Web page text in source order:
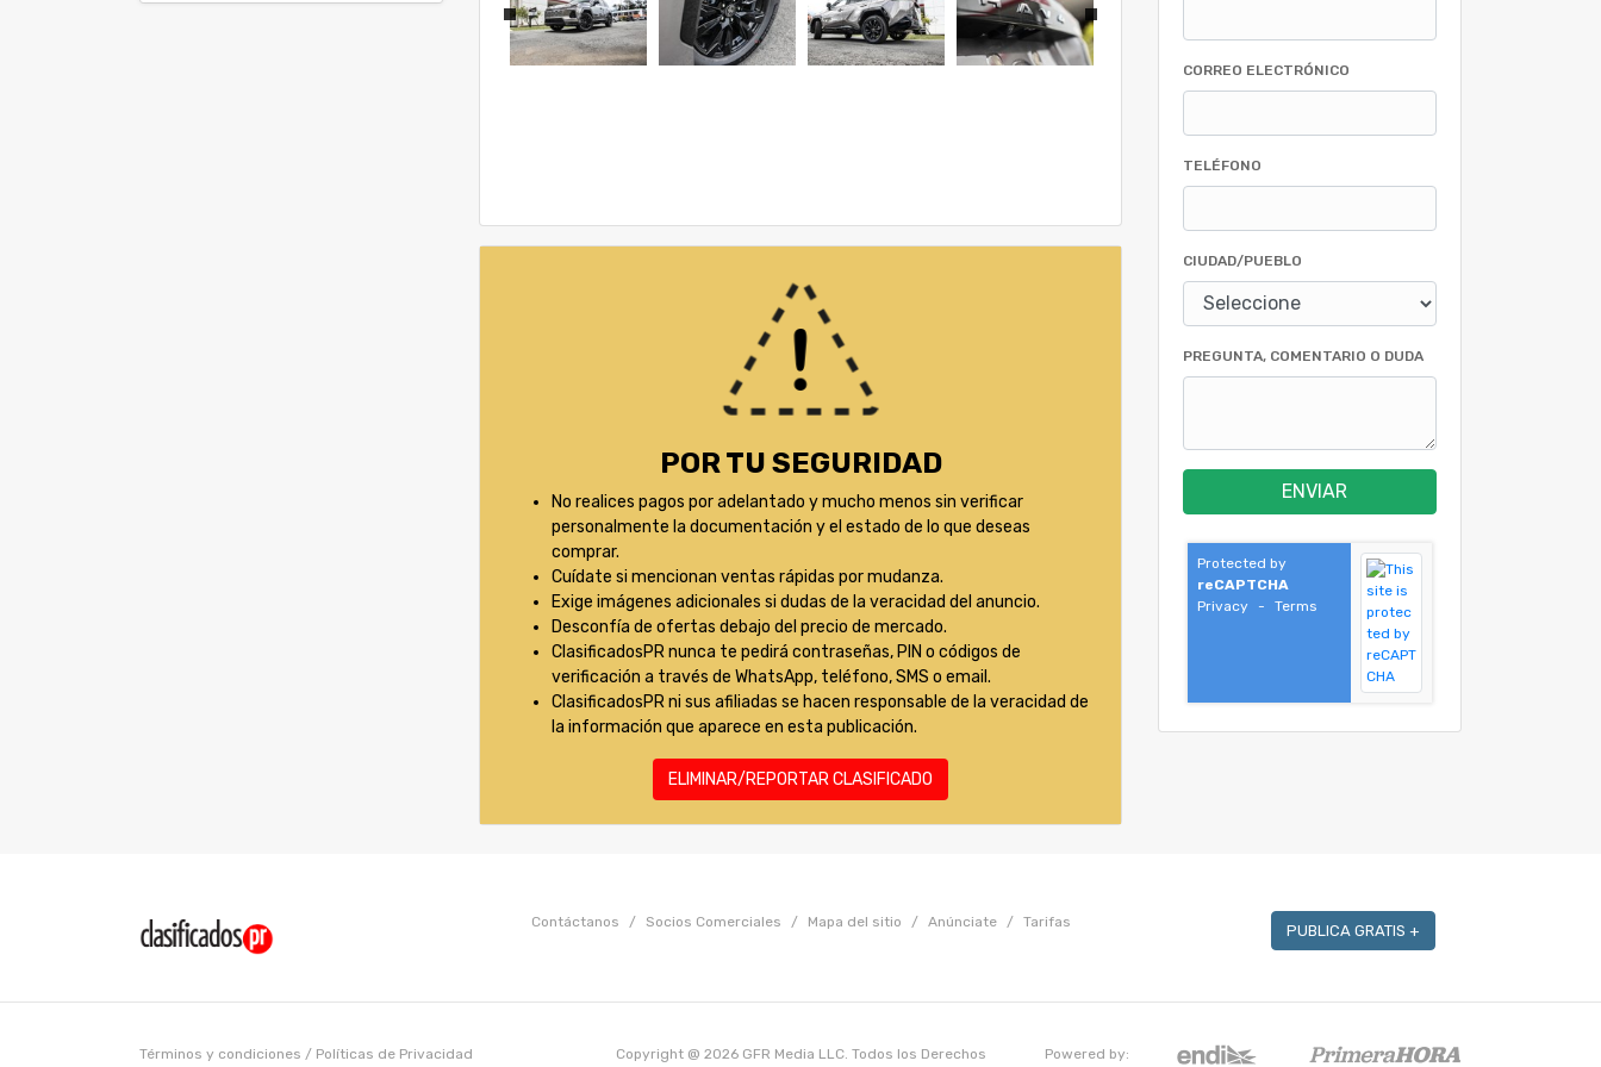
POR TU SEGURIDAD
No realices pagos por adelantado y mucho menos sin verificar
personalmente la documentación y el estado de lo que deseas
comprar.
Cuídate si mencionan ventas rápidas por mudanza.
Exige imágenes adicionales si dudas de la veracidad del anuncio.
Desconfía de ofertas debajo del precio de mercado.
ClasificadosPR nunca te pedirá contraseñas, PIN o códigos de
verificación a través de WhatsApp, teléfono, SMS o email.
ClasificadosPR ni sus afiliadas se hacen responsable de la veracidad de
la información que aparece en esta publicación.
ELIMINAR/REPORTAR CLASIFICADO
CORREO ELECTRÓNICO
TELÉFONO
CIUDAD/PUEBLO
PREGUNTA, COMENTARIO O DUDA
ENVIAR
Protected by
reCAPTCHA
Privacy
- Terms
Contáctanos / Socios Comerciales / Mapa del sitio / Anúnciate / Tarifas PUBLICA GRATIS +
Términos y condiciones / Políticas de Privacidad
Copyright @ 2026 GFR Media LLC. Todos los Derechos
Powered by: